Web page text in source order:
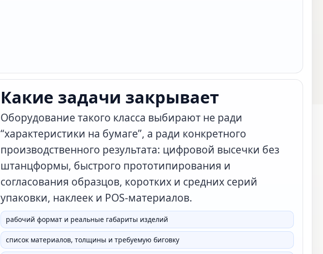
Какие задачи закрывает
Оборудование такого класса выбирают не ради
“характеристики на бумаге”, а ради конкретного
производственного результата: цифровой высечки без
штанцформы, быстрого прототипирования и
согласования образцов, коротких и средних серий
упаковки, наклеек и POS-материалов.
рабочий формат и реальные габариты изделий
список материалов, толщины и требуемую биговку